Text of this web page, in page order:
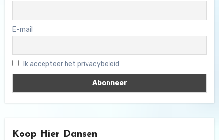
E-mail
Ik accepteer het privacybeleid
Koop Hier Dansen